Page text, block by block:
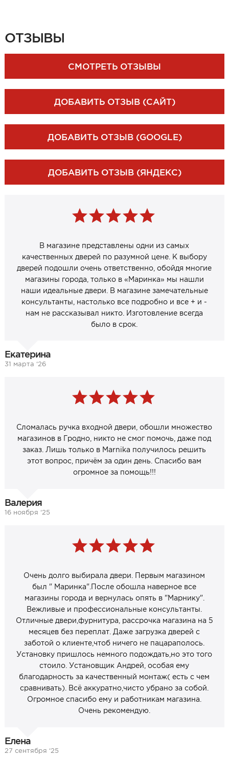
ОТЗЫВЫ
СМОТРЕТЬ ОТЗЫВЫ
ДОБАВИТЬ ОТЗЫВ (САЙТ)
ДОБАВИТЬ ОТЗЫВ (GOOGLE)
ДОБАВИТЬ ОТЗЫВ (ЯНДЕКС)
В магазине представлены одни из самых
качественных дверей по разумной цене. К выбору
дверей подошли очень ответственно, обойдя многие
магазины города, только в «Маринка» мы нашли
наши идеальные двери. В магазине замечательные
консультанты, настолько все подробно и все + и -
нам не рассказывал никто. Изготовление всегда
было в срок.
Екатерина
31 марта ‘26
Сломалась ручка входной двери, обошли множество
магазинов в Гродно, никто не смог помочь, даже под
заказ. Лишь только в Marnika получилось решить
этот вопрос, причём за один день. Спасибо вам
огромное за помощь!!!
Валерия
16 ноября ‘25
Очень долго выбирала двери. Первым магазином
был " Маринка".После обошла наверное все
магазины города и вернулась опять в "Марнику".
Вежливые и профессиональные консультанты.
Отличные двери,фурнитура, рассрочка магазина на 5
месяцев без переплат. Даже загрузка дверей с
заботой о клиенте,чтоб ничего не пацараполось.
Установку пришлось немного подождать,но это того
стоило. Установщик Андрей, особая ему
благодарность за качественный монтаж( есть с чем
сравнивать). Всё аккуратно,чисто убрано за собой.
Огромное спасибо ему и работникам магазина.
Очень рекомендую.
Елена
27 сентября ‘25